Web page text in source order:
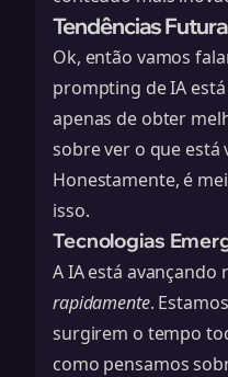
Tendências
Ok, então vamos
prompting de IA
apenas de obter
sobre ver o que
Honestamente, é
isso.
Tecnologias
A IA está
rapidamente.
surgirem o tempo
como pensamos